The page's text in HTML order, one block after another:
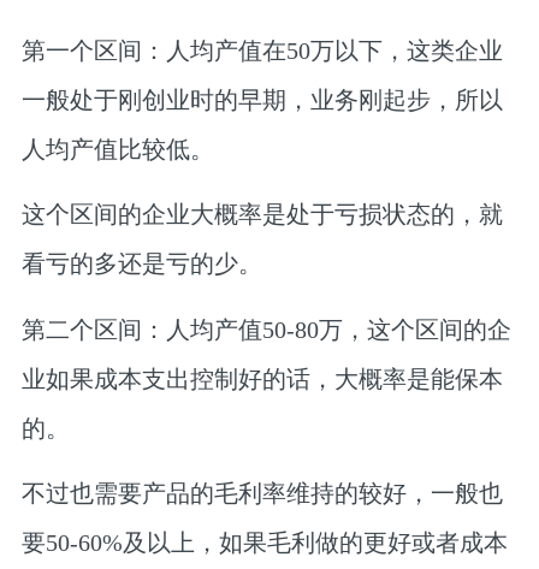
第一个区间：人均产值在50万以下， 这类企业
一般处于刚创业时的早期，业务刚起步，所以
人均产值比较低。
这个区间的企业大概率是处于亏损状态的，就
看亏的多还是亏的少。
第二个区间：人均产值50-80万， 这个区间的企
业如果成本支出控制好的话，大概率是能保本
的。
不过也需要产品的毛利率维持的较好， 一般也
要50-60%及以上， 如果毛利做的更好或者成本